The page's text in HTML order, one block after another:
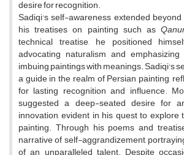
desire for recognition.
Sadiqi's self-awareness extended
his treatises on painting such as
technical treatise, he positioned
advocating naturalism and
imbuing paintings with meanings. Sadiqi's
a guide in the realm of Persian painting,
for lasting recognition and influence.
suggested a deep-seated desire for
innovation, evident in his quest to
painting. Through his poems and
narrative of self-aggrandizement,